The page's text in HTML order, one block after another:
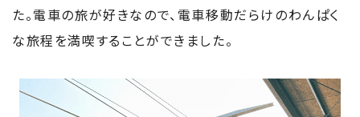
た。電車の旅が好きなので、電車移動だらけのわんぱく
な旅程を満喫することができました。